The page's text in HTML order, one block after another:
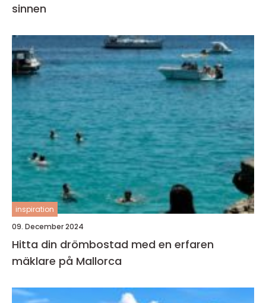
sinnen
inspiration
09. December 2024
Hitta din drömbostad med en erfaren
mäklare på Mallorca